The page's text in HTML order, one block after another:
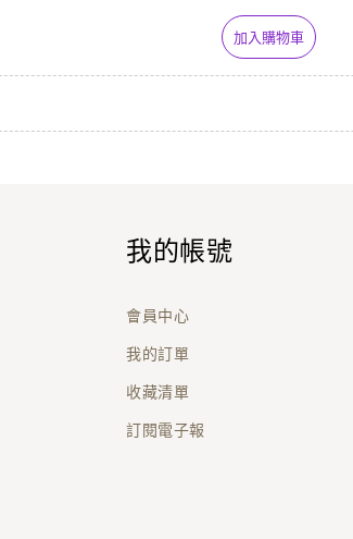
加入購物車
我的帳號
會員中心
我的訂單
收藏清單
訂閱電子報